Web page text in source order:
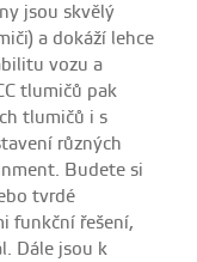
jsou skvělý
a dokáží lehce
vozu a
tlumičů pak
tlumičů i s
různých
Budete si
tvrdé
funkční řešení,
Dále jsou k